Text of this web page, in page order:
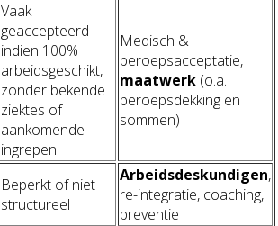
Vaak
geaccepteerd
indien 100%
arbeidsgeschikt,
zonder bekende
ziektes of
aankomende
ingrepen
Medisch &
beroepsacceptatie,
maatwerk (o.a.
beroepsdekking en
sommen)
Beperkt of niet
structureel
Arbeidsdeskundigen,
re-integratie, coaching,
preventie